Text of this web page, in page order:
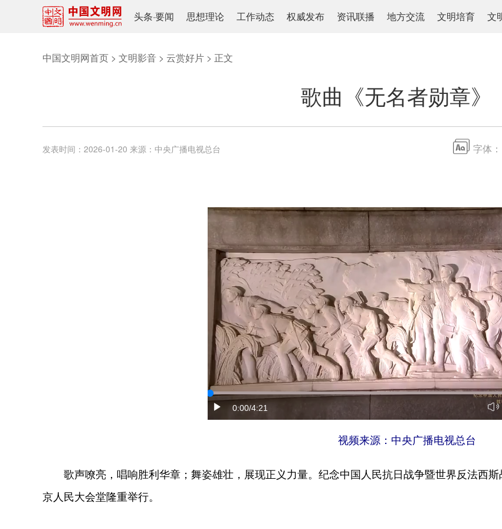
头条·要闻 思想理论 工作动态 权威发布 资讯联播 地方交流 文明培育 文
中国文明网首页 > 文明影音 > 云赏好片 > 正文
歌曲《无名者勋章》
发表时间： 2026-01-20 来源： 中央广播电视总台 字体：
0:00/4:21
视频来源：中央广播电视总台
歌声嘹亮，唱响胜利华章；舞姿雄壮，展现正义力量。纪念中国人民抗日战争暨世界反法西
京人民大会堂隆重举行。